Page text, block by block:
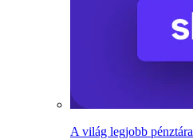
A világ legjobb pénztára